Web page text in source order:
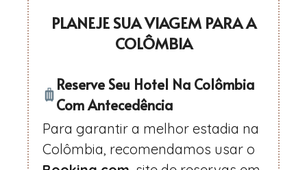
PLANEJE SUA VIAGEM PARA A
COLÔMBIA
Reserve Seu Hotel Na Colômbia
Com Antecedência
Para garantir a melhor estadia na
Colômbia, recomendamos usar o